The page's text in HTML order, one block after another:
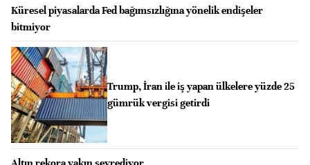
Küresel piyasalarda Fed bağımsızlığına yönelik endişeler
bitmiyor
Trump, İran ile iş yapan ülkelere yüzde 25
gümrük vergisi getirdi